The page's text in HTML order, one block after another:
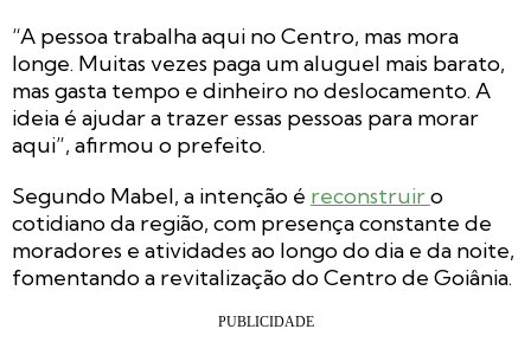
“A pessoa trabalha aqui no Centro, mas mora
longe. Muitas vezes paga um aluguel mais barato,
mas gasta tempo e dinheiro no deslocamento. A
ideia é ajudar a trazer essas pessoas para morar
aqui”, afirmou o prefeito.
Segundo Mabel, a intenção é reconstruiro
cotidiano da região, com presença constante de
moradores e atividades ao longo do dia e da noite,
fomentando a revitalização do Centro de Goiânia.